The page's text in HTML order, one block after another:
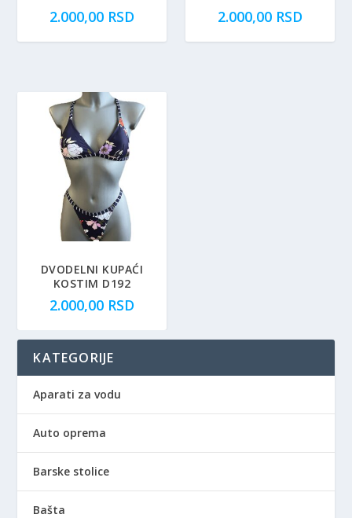
2.000,00 RSD 2.000,00 RSD
DVODELNI KUPAĆI
KOSTIM D192
2.000,00 RSD
KATEGORIJE
Aparati za vodu
Auto oprema
Barske stolice
Bašta